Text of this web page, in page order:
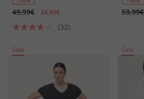
49,99€ 24,99€
(32)
59,99€
Sale Sale